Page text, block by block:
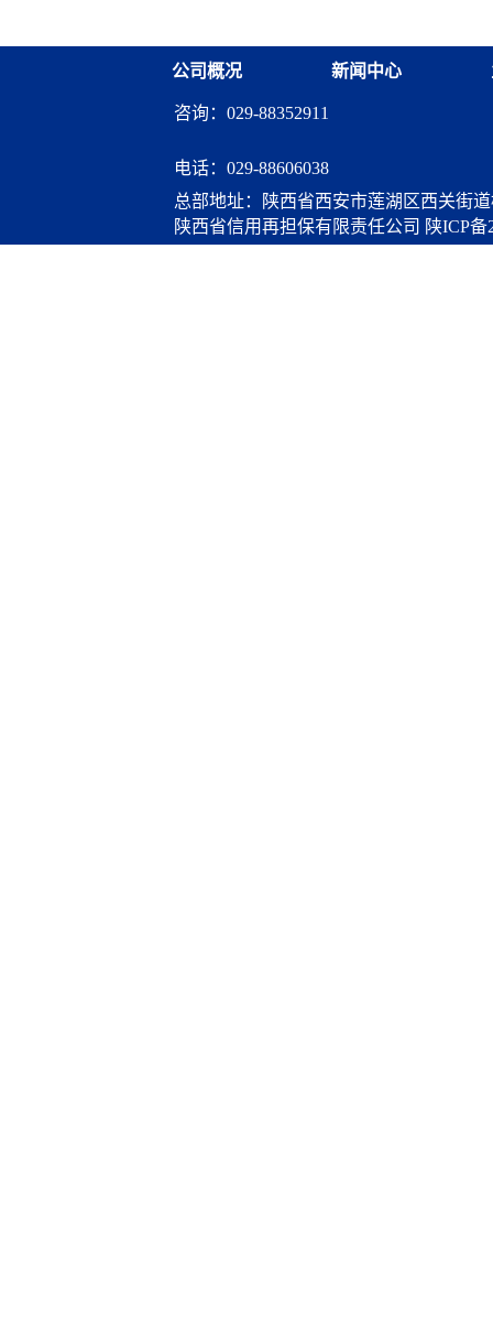
公司概况 新闻中心
咨询：029-88352911
电话： 029-88606038
陕西省信用再担保有限责任公司 陕ICP备
总部地址：陕西省西安市莲湖区西关街